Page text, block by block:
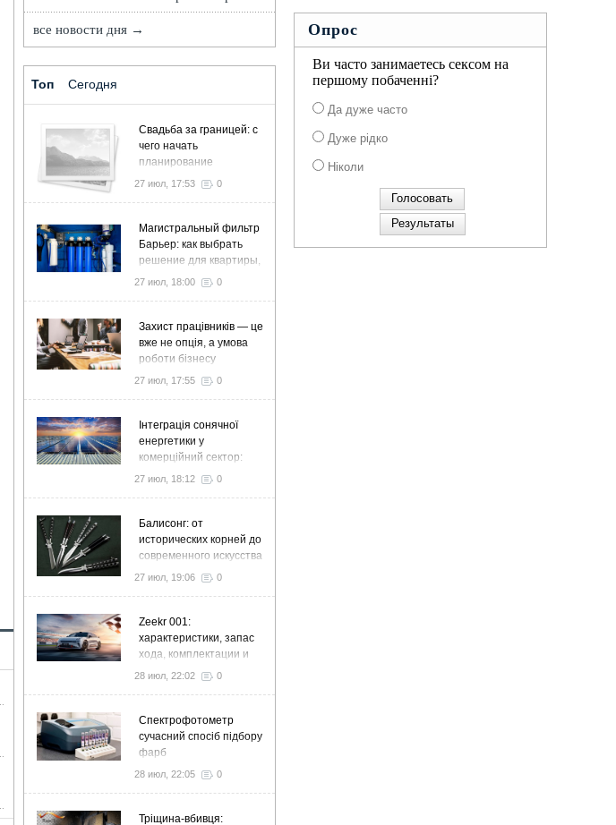
все новости дня →
Топ Сегодня
Свадьба за границей: с
чего начать
планирование
27 июл, 17:53 0
Магистральный фильтр
Барьер: как выбрать
решение для квартиры,
дома и коттеджа
27 июл, 18:00 0
Захист працівників — це
вже не опція, а умова
роботи бізнесу
27 июл, 17:55 0
Інтеграція сонячної
енергетики у
комерційний сектор:
стратегія розвитку та
27 июл, 18:12 0
Балисонг: от
исторических корней до
современного искусства
флиппинга
27 июл, 19:06 0
Zeekr 001:
характеристики, запас
хода, комплектации и
особенности
28 июл, 22:02 0
Спектрофотометр
сучасний спосіб підбору
фарб
28 июл, 22:05 0
Тріщина-вбивця:
Опрос
Ви часто занимаетесь сексом на
першому побаченні?
Да дуже часто
Дуже рідко
Ніколи